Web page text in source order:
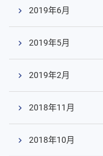
2019年6月
2019年5月
2019年2月
2018年11月
2018年10月